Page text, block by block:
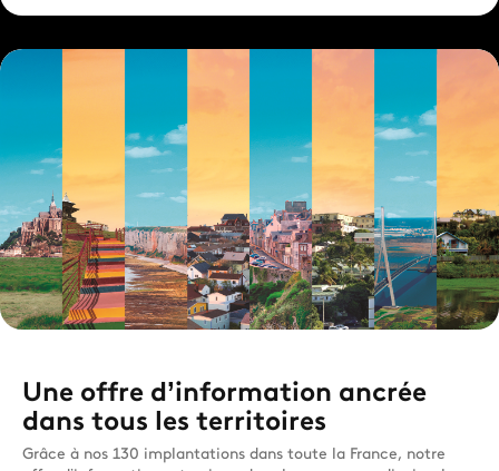
Une offre d’information ancrée
dans tous les territoires
Grâce à nos 130 implantations dans toute la France, notre